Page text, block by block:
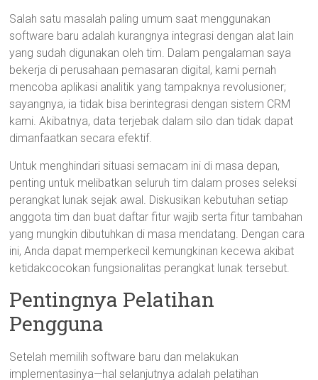
Salah satu masalah paling umum saat menggunakan
software baru adalah kurangnya integrasi dengan alat lain
yang sudah digunakan oleh tim. Dalam pengalaman saya
bekerja di perusahaan pemasaran digital, kami pernah
mencoba aplikasi analitik yang tampaknya revolusioner;
sayangnya, ia tidak bisa berintegrasi dengan sistem CRM
kami. Akibatnya, data terjebak dalam silo dan tidak dapat
dimanfaatkan secara efektif.
Untuk menghindari situasi semacam ini di masa depan,
penting untuk melibatkan seluruh tim dalam proses seleksi
perangkat lunak sejak awal. Diskusikan kebutuhan setiap
anggota tim dan buat daftar fitur wajib serta fitur tambahan
yang mungkin dibutuhkan di masa mendatang. Dengan cara
ini, Anda dapat memperkecil kemungkinan kecewa akibat
ketidakcocokan fungsionalitas perangkat lunak tersebut.
Pentingnya Pelatihan
Pengguna
Setelah memilih software baru dan melakukan
implementasinya—hal selanjutnya adalah pelatihan